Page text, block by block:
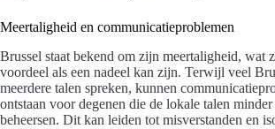
Meertaligheid en communicatieproblemen
Brussel staat bekend om zijn meertaligheid, wat
voordeel als een nadeel kan zijn. Terwijl veel
meerdere talen spreken, kunnen
ontstaan voor degenen die de lokale talen minder
beheersen. Dit kan leiden tot misverstanden en